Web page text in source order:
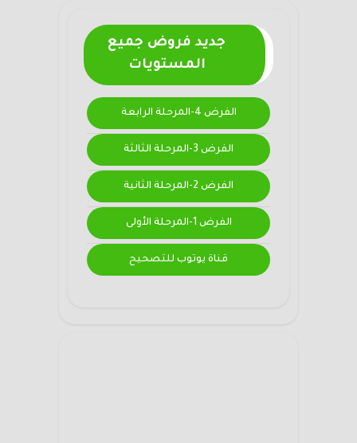
جديد فروض جميع
المستويات
الفرض 4-المرحلة الرابعة
الفرض 3-المرحلة الثالثة
الفرض 2-المرحلة الثانية
الفرض 1-المرحلة الأولى
قناة يوتوب للتصحيح